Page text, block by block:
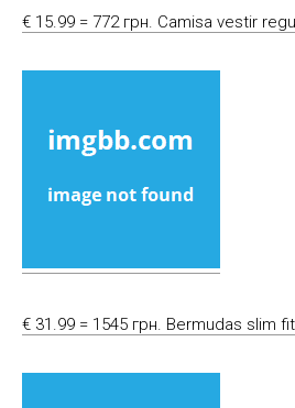
€ 15.99 = 772 грн. Camisa vestir
€ 31.99 = 1545 грн. Bermudas slim